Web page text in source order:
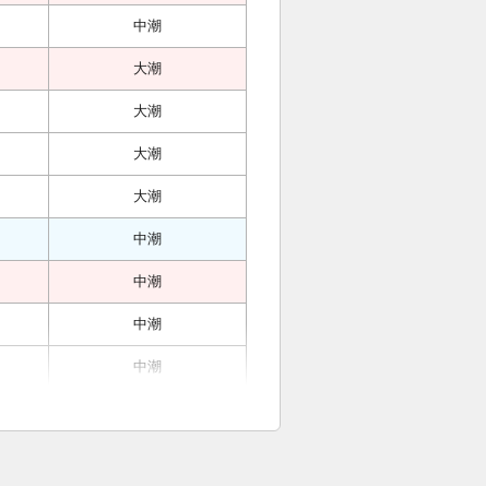
中潮
大潮
大潮
大潮
大潮
中潮
中潮
中潮
中潮